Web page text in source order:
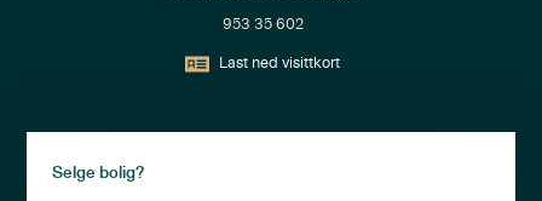
953 35 602
Last ned visittkort
Selge bolig?